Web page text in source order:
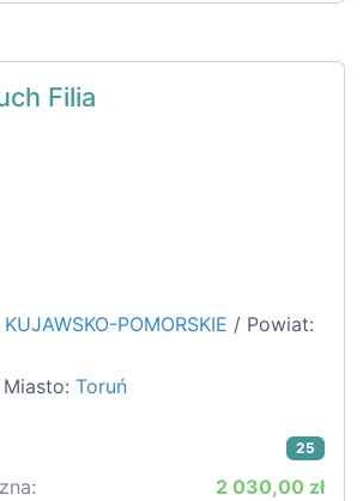
Filia
KUJAWSKO-POMORSKIE / Powiat:
Toruń
25
2 030,00 zł